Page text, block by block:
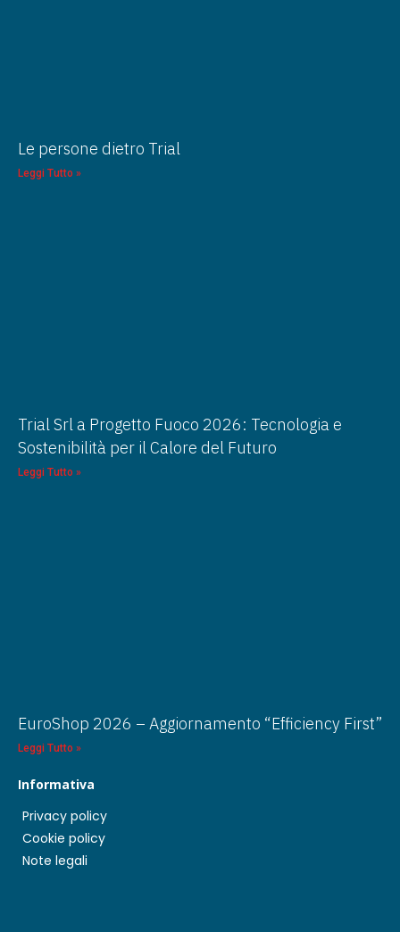
Le persone dietro Trial
Leggi Tutto »
Trial Srl a Progetto Fuoco 2026: Tecnologia e
Sostenibilità per il Calore del Futuro
Leggi Tutto »
EuroShop 2026 – Aggiornamento “Efficiency First”
Leggi Tutto »
Informativa
Privacy policy
Cookie policy
Note legali